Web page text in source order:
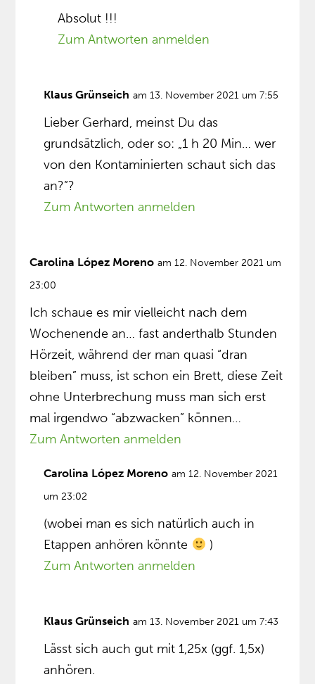
Absolut !!!
Zum Antworten anmelden
Klaus Grünseich am 13. November 2021 um 7:55
Lieber Gerhard, meinst Du das
grundsätzlich, oder so: „1 h 20 Min… wer
von den Kontaminierten schaut sich das
an?”?
Zum Antworten anmelden
Carolina López Moreno am 12. November 2021 um
23:00
Ich schaue es mir vielleicht nach dem
Wochenende an… fast anderthalb Stunden
Hörzeit, während der man quasi “dran
bleiben” muss, ist schon ein Brett, diese Zeit
ohne Unterbrechung muss man sich erst
mal irgendwo “abzwacken” können…
Zum Antworten anmelden
Carolina López Moreno am 12. November 2021
um 23:02
(wobei man es sich natürlich auch in
Etappen anhören könnte
)
Zum Antworten anmelden
Klaus Grünseich am 13. November 2021 um 7:43
Lässt sich auch gut mit 1,25x (ggf. 1,5x)
anhören.